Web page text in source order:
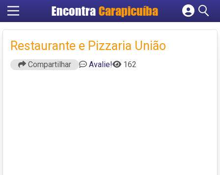
EncontraCarapicuíba
Cadastrar empresa
Criar conta
Restaurante e Pizzaria União
Compartilhar Avalie! 162